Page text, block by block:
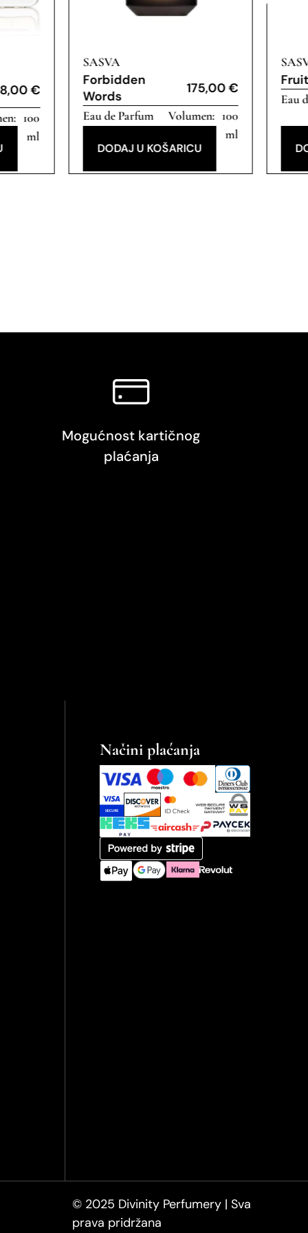
€
100
ml
SASVA
Forbidden
Words
175,00€
Eau de Parfum
100
ml
DODAJ U KOŠARICU
Eau
Mogućnost kartičnog
plaćanja
Načini plaćanja
© 2025 Divinity Perfumery | Sva
prava pridržana